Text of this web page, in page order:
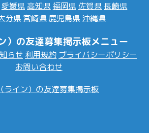
愛媛県 高知県福岡県 佐賀県 長崎県
分県 宮崎県 鹿児島県 沖縄県
）の友達募集掲示板メニュー
らせ 利用規約 プライバシーポリシー
お問い合わせ
ライン）の友達募集掲示板